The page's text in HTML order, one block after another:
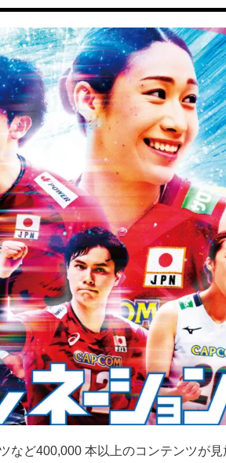
など400,000 本以上のコンテンツが見